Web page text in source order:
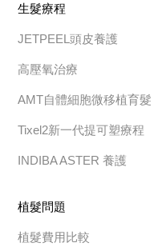
生髮療程
JETPEEL頭皮養護
高壓氧治療
AMT自體細胞微移植育髮
Tixel2新一代提可塑療程
INDIBA ASTER 養護
植髮問題
植髮費用比較